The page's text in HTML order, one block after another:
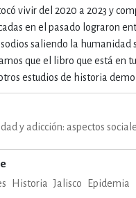
vivir del 2020 a 2023 y
en el pasado lograron
saliendo la humanidad
que el libro que está en
estudios de historia
y adicción: aspectos
Historia Jalisco Epidemia